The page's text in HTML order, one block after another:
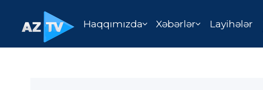
Haqqımızda Xəbərlər Layihələr